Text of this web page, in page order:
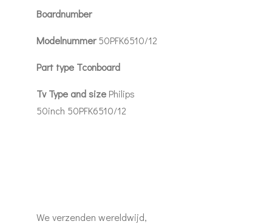
Boardnumber
Modelnummer50PFK6510/12
Part type Tconboard
Tv Type and size Philips
50inch 50PFK6510/12
We verzenden wereldwijd,